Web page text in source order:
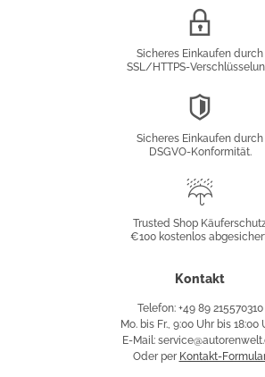
Sicheres Einkaufen durch
SSL/HTTPS-
Sicheres Einkaufen durch
DSGVO-Konformität.
Trusted Shop
€100 kostenlos
Kontakt
Telefon: +49 89 215570310
Mo. bis Fr., 9:00 Uhr bis 18:00
E-Mail:
Oder per Kontakt-Formular